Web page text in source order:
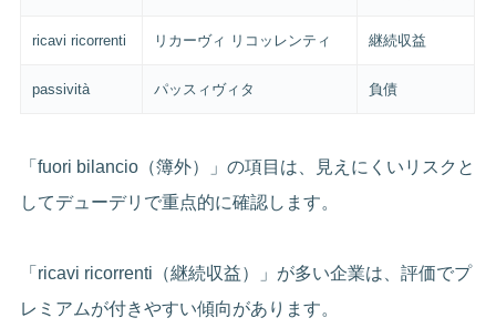
ricavi ricorrenti リカーヴィ リコッレンティ 継続収益
passività パッスィヴィタ 負債
「fuori bilancio（簿外）」の項目は、見えにくいリスクと
してデューデリで重点的に確認します。
「ricavi ricorrenti（継続収益）」が多い企業は、評価でプ
レミアムが付きやすい傾向があります。